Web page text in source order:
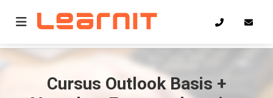
Home Outlook Basis + Vervolg + Expert e-learning
Cursus Outlook Basis +